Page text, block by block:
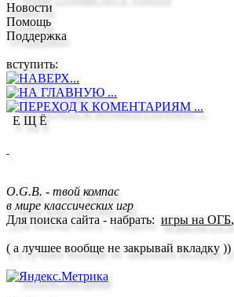
Новости
Помощь
Поддержка
вступить:
Е Щ Ё
O.G.B. - твой компас
в мире классических игр
Для поиска сайта - набрать: игры на ОГБ,
( а лучшее вообще не закрывай вкладку ))